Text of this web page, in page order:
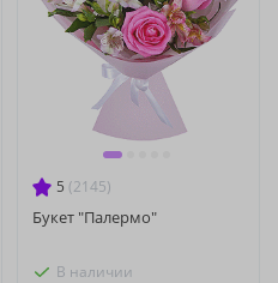
5 (2145)
Букет "Палермо"
В наличии